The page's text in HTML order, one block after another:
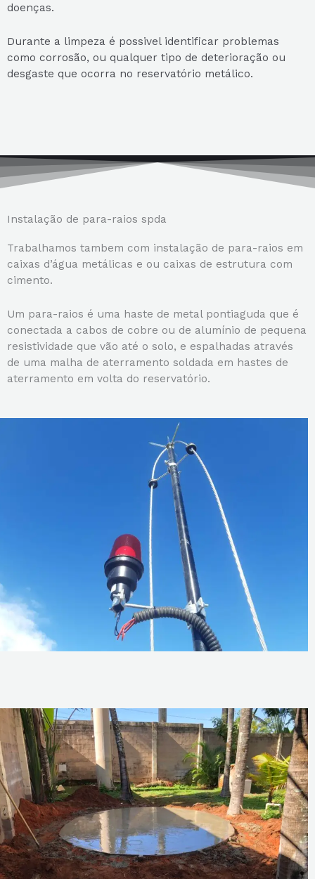
doenças.
Durante a limpeza é possivel identificar problemas
como corrosão, ou qualquer tipo de deterioração ou
desgaste que ocorra no reservatório metálico.
Instalação de para-raios spda
Trabalhamos tambem com instalação de para-raios em
caixas d’água metálicas e ou caixas de estrutura com
cimento.
Um para-raios é uma haste de metal pontiaguda que é
conectada a cabos de cobre ou de alumínio de pequena
resistividade que vão até o solo, e espalhadas através
de uma malha de aterramento soldada em hastes de
aterramento em volta do reservatório.